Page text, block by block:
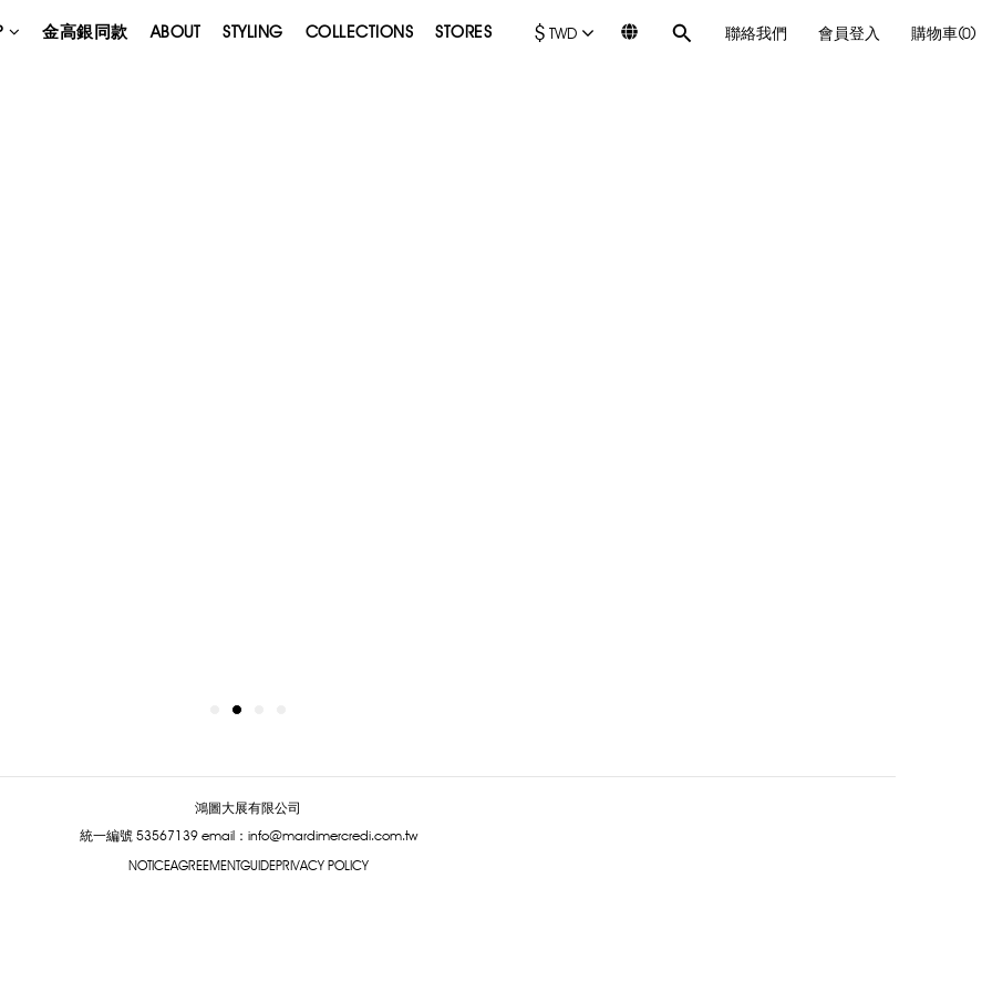
$ TWD 聯絡我們 會員登入 購物車(0)
金高銀同款 ABOUT STYLING COLLECTIONS STORES
鴻圖大展有限公司
統一編號 53567139 email：info@mardimercredi.com.tw
NOTICEAGREEMENTGUIDEPRIVACY POLICY